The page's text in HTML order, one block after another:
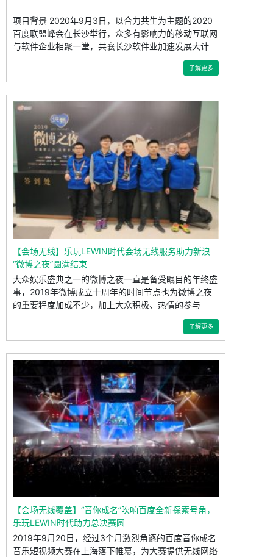
项目背景 2020年9月3日，以合力共生为主题的2020
百度联盟峰会在长沙举行，众多有影响力的移动互联网
与软件企业相聚一堂，共襄长沙软件业加速发展大计
了解更多
【会场无线】乐玩LEWIN时代会场无线服务助力新浪
“微博之夜”圆满结束
大众娱乐盛典之一的微博之夜一直是备受瞩目的年终盛
事，2019年微博成立十周年的时间节点也为微博之夜
的重要程度加成不少，加上大众积极、热情的参与
了解更多
【会场无线覆盖】“音你成名”吹响百度全新探索号角，
乐玩LEWIN时代助力总决赛圆
2019年9月20日，经过3个月激烈角逐的百度音你成名
音乐短视频大赛在上海落下帷幕，为大赛提供无线网络